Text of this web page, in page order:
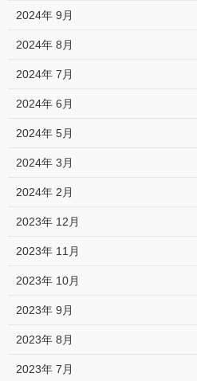
2024年 9月
2024年 8月
2024年 7月
2024年 6月
2024年 5月
2024年 3月
2024年 2月
2023年 12月
2023年 11月
2023年 10月
2023年 9月
2023年 8月
2023年 7月